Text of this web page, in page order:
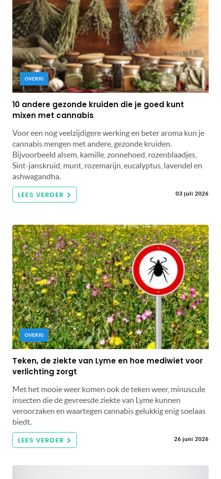
OVERIG
10 andere gezonde kruiden die je goed kunt
mixen met cannabis
Voor een nog veelzijdigere werking en beter aroma kun je
cannabis mengen met andere, gezonde kruiden.
Bijvoorbeeld alsem, kamille, zonnehoed, rozenblaadjes,
Sint-janskruid, munt, rozemarijn, eucalyptus, lavendel en
ashwagandha.
LEES VERDER 03 juli 2026
OVERIG
Teken, de ziekte van Lyme en hoe mediwiet voor
verlichting zorgt
Met het mooie weer komen ook de teken weer, minuscule
insecten die de gevreesde ziekte van Lyme kunnen
veroorzaken en waartegen cannabis gelukkig enig soelaas
biedt.
LEES VERDER 26 juni 2026